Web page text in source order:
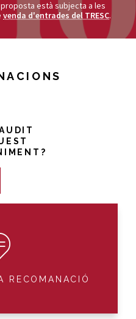
està subjecta a les
venda d'entrades del TRESC.
RECOMANACIÓ